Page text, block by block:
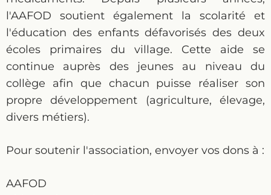
l'AAFOD soutient également la scolarité et
l'éducation des enfants défavorisés des deux
écoles primaires du village. Cette aide se
continue auprès des jeunes au niveau du
collège afin que chacun puisse réaliser son
propre développement (agriculture, élevage,
divers métiers).
Pour soutenir l'association, envoyer vos dons à :
AAFOD